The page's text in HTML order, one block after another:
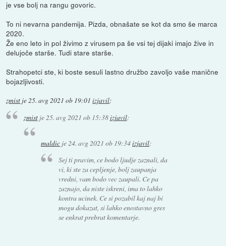
je vse bolj na rangu govoric.
To ni nevarna pandemija. Pizda, obnašate se kot da smo še marca
2020.
Že eno leto in pol živimo z virusem pa še vsi tej dijaki imajo žive in
delujoče starše. Tudi stare starše.
Strahopetci ste, ki boste sesuli lastno družbo zavoljo vaše manične
bojazljivosti.
zmist je25. avg 2021 ob 19:01 izjavil:
zmistje 25. avg 2021 ob 15:38izjavil:
maldic je24. avg 2021 ob 19:34izjavil:
Sej ti pravim, ce bodo ljudje zaznali, da
vi, ki ste za cepljenje, bolj zaupanja
vredni, vam bodo vec zaupali. Ce pa
zaznajo, da niste iskreni, ima to lahko
kontra ucinek. Ce si pozabil kaj naj bi
mogu dokazat, si lahko enostavno gres
se enkrat prebrat komentarje.